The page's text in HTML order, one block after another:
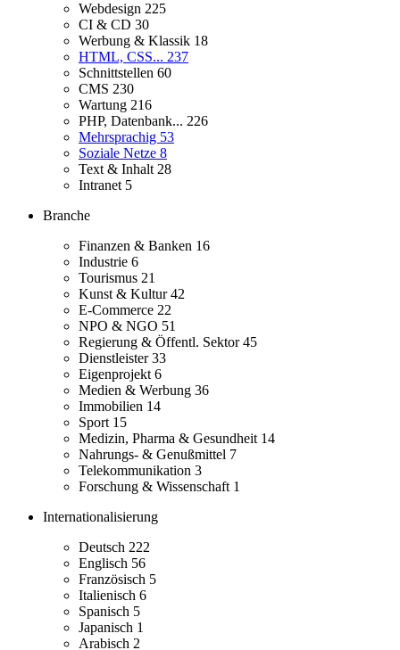
Webdesign 225
CI & CD 30
Werbung & Klassik 18
HTML, CSS... 237
Schnittstellen 60
CMS 230
Wartung 216
PHP, Datenbank... 226
Mehrsprachig 53
Soziale Netze 8
Text & Inhalt 28
Intranet 5
Branche
Finanzen & Banken 16
Industrie 6
Tourismus 21
Kunst & Kultur42
E-Commerce 22
NPO & NGO 51
Regierung & Öffentl. Sektor45
Dienstleister33
Eigenprojekt 6
Medien & Werbung 36
Immobilien 14
Sport 15
Medizin, Pharma & Gesundheit 14
Nahrungs- & Genußmittel 7
Telekommunikation 3
Forschung & Wissenschaft 1
Internationalisierung
Deutsch 222
Englisch 56
Französisch 5
Italienisch 6
Spanisch 5
Japanisch 1
Arabisch 2